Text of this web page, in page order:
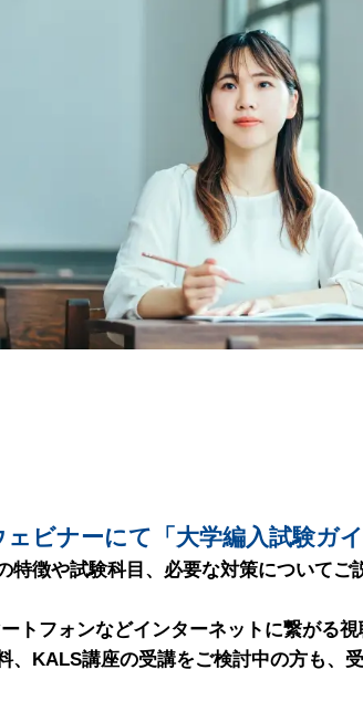
ビナーにて「大学編入試験ガ
特徴や試験科目、必要な対策について
トフォンなどインターネットに繋がる
、KALS講座の受講をご検討中の方も、